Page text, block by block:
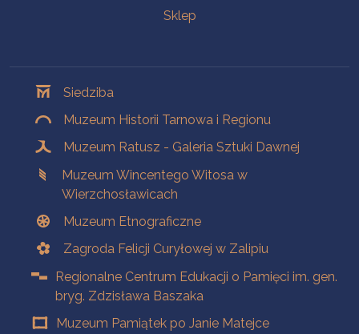
Sklep
Siedziba
Muzeum Historii Tarnowa i Regionu
Muzeum Ratusz - Galeria Sztuki Dawnej
Muzeum Wincentego Witosa w
Wierzchosławicach
Muzeum Etnograficzne
Zagroda Felicji Curyłowej w Zalipiu
Regionalne Centrum Edukacji o Pamięci im. gen.
bryg. Zdzisława Baszaka
Muzeum Pamiątek po Janie Matejce